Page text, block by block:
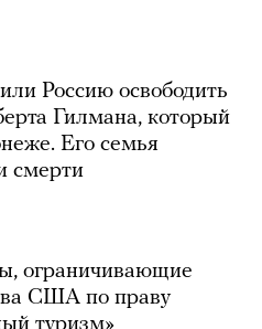
Россию освободить
Гилмана, который
Его семья
смерти
ограничивающие
США по праву